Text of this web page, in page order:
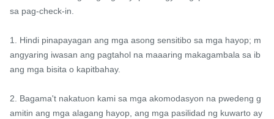
sa pag-check-in.
1. Hindi pinapayagan ang mga asong sensitibo sa mga hayop; m
angyaring iwasan ang pagtahol na maaaring makagambala sa ib
ang mga bisita o kapitbahay.
2. Bagama't nakatuon kami sa mga akomodasyon na pwedeng g
amitin ang mga alagang hayop, ang mga pasilidad ng kuwarto ay